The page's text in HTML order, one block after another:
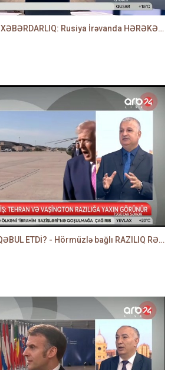
Moskvadan Paşinyana XƏBƏRDARLIQ: Rusiya İrəvanda HƏRƏKƏTƏ KEÇDİ - TAMİLLA QULAMİ danışır
Tramp İranın ŞƏRTİNİ QƏBUL ETDİ? - Hörmüzlə bağlı RAZILIQ RƏSMƏN AÇIQLANIR -BAKİR HƏDƏNBƏYLİ danışır